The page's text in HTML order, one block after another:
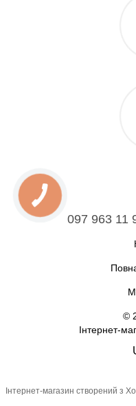
097 963 11
©
Інтернет-
Інтернет-магазин створений з